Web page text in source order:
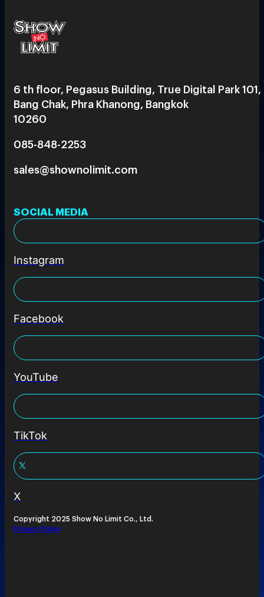
6 th floor, Pegasus Building, True Digital Park 101,
Bang Chak, Phra Khanong, Bangkok
10260
085-848-2253
sales@shownolimit.com
SOCIAL MEDIA
Instagram
Facebook
YouTube
TikTok
X
Copyright 2025 Show No Limit Co., Ltd.
Privacy Policy